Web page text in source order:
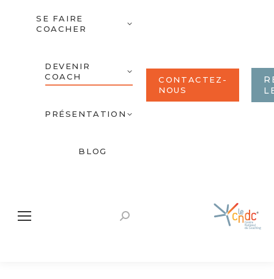
SE FAIRE
COACHER
DEVENIR
COACH
PRÉSENTATION
BLOG
CONTACTEZ-
NOUS
Recherche